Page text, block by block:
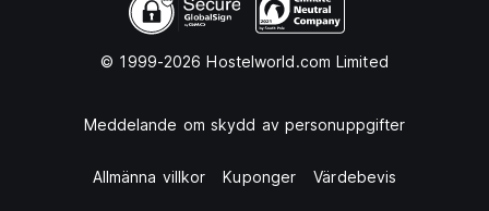
© 1999-2026 Hostelworld.com Limited
Meddelande om skydd av personuppgifter
Allmänna villkor Kuponger Värdebevis